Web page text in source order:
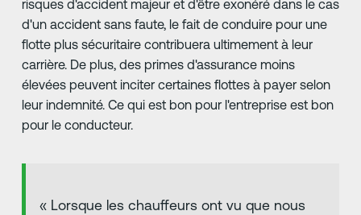
risques d'accident majeur et d'être exonéré dans le cas
d'un accident sans faute, le fait de conduire pour une
flotte plus sécuritaire contribuera ultimement à leur
carrière. De plus, des primes d'assurance moins
élevées peuvent inciter certaines flottes à payer selon
leur indemnité. Ce qui est bon pour l'entreprise est bon
pour le conducteur.
« Lorsque les chauffeurs ont vu que nous